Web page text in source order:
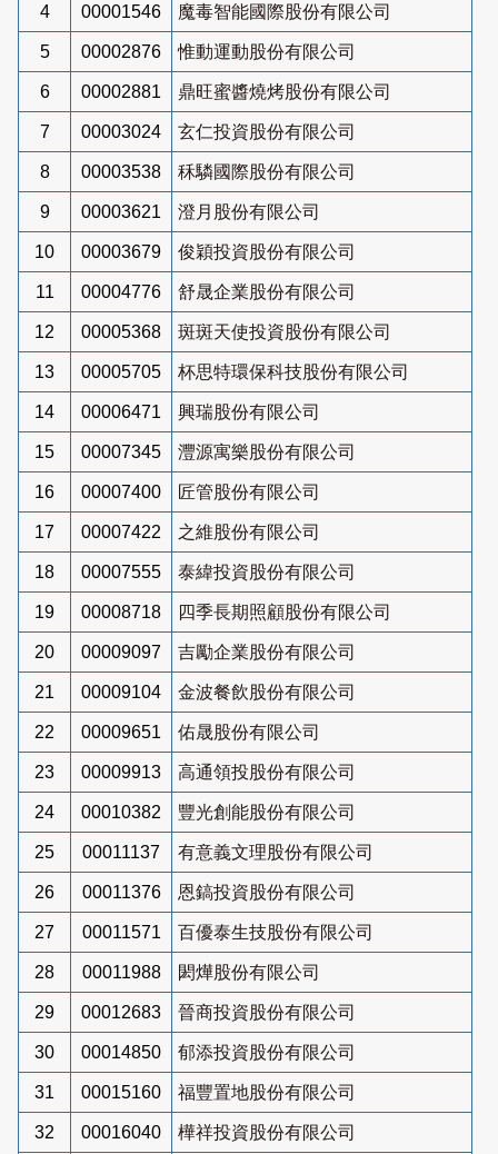
4 00001546 魔毒智能國際股份有限公司
5 00002876 惟動運動股份有限公司
6 00002881 鼎旺蜜醬燒烤股份有限公司
7 00003024 玄仁投資股份有限公司
8 00003538 秝驎國際股份有限公司
9 00003621 澄月股份有限公司
10 00003679 俊穎投資股份有限公司
11 00004776 舒晟企業股份有限公司
12 00005368 斑斑天使投資股份有限公司
13 00005705 杯思特環保科技股份有限公司
14 00006471 興瑞股份有限公司
15 00007345 灃源寓樂股份有限公司
16 00007400 匠管股份有限公司
17 00007422 之維股份有限公司
18 00007555 泰緯投資股份有限公司
19 00008718 四季長期照顧股份有限公司
20 00009097 吉勵企業股份有限公司
21 00009104 金波餐飲股份有限公司
22 00009651 佑晟股份有限公司
23 00009913 高通領投股份有限公司
24 00010382 豐光創能股份有限公司
25 00011137 有意義文理股份有限公司
26 00011376 恩鎬投資股份有限公司
27 00011571 百優泰生技股份有限公司
28 00011988 閎燁股份有限公司
29 00012683 晉商投資股份有限公司
30 00014850 郁添投資股份有限公司
31 00015160 福豐置地股份有限公司
32 00016040 樺祥投資股份有限公司